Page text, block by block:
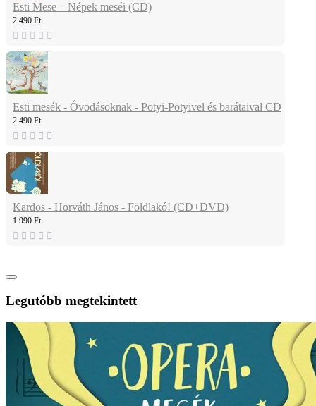
Esti Mese – Népek meséi (CD)
2 490 Ft
Esti mesék - Óvodásoknak - Potyi-Pötyivel és barátaival CD
2 490 Ft
Kardos - Horváth János - Földlakó! (CD+DVD)
1 990 Ft
Legutóbb megtekintett